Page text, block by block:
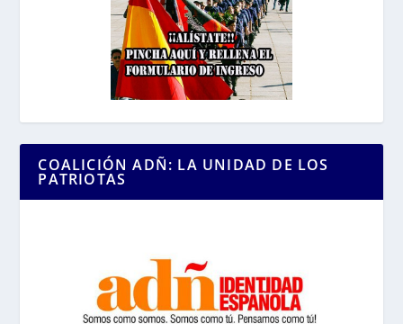
COALICIÓN ADÑ: LA UNIDAD DE LOS
PATRIOTAS